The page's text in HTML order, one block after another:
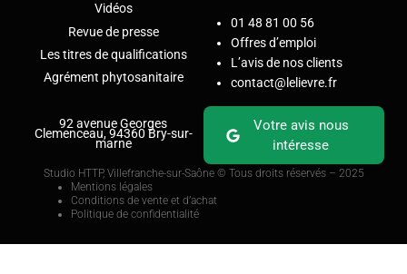
Vidéos
Revue de presse
Les titres de qualifications
Agrément phytosanitaire
92 avenue Georges
Clemenceau, 94360 Bry-sur-
marne
01 48 81 00 56
Offres d’emploi
L’avis de nos clients
contact@lelievre.fr
Votre avis nous
intéresse
Studio HTTP, Villefranche-sur-Saône © Tous droits réservés – 2025
Mentions légales
Conditions de vente et d’achat
Politique de confidentialité